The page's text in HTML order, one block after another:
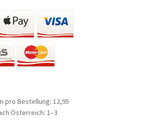
pro Bestellung: 12,95
Österreich: 1–3